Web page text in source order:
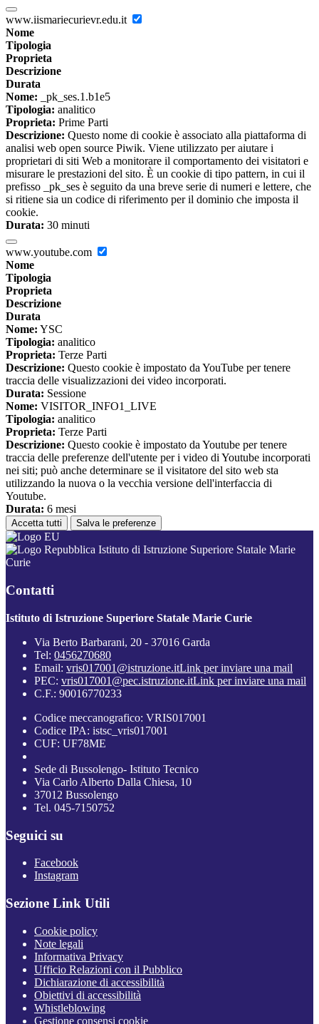
www.iismariecurievr.edu.it
Nome
Tipologia
Proprieta
Descrizione
Durata
Nome: _pk_ses.1.b1e5
Tipologia: analitico
Proprieta: Prime Parti
Descrizione: Questo nome di cookie è associato alla piattaforma di
analisi web open source Piwik. Viene utilizzato per aiutare i
proprietari di siti Web a monitorare il comportamento dei visitatori e
misurare le prestazioni del sito. È un cookie di tipo pattern, in cui il
prefisso _pk_ses è seguito da una breve serie di numeri e lettere, che
si ritiene sia un codice di riferimento per il dominio che imposta il
cookie.
Durata: 30 minuti
www.youtube.com
Nome
Tipologia
Proprieta
Descrizione
Durata
Nome: YSC
Tipologia: analitico
Proprieta: Terze Parti
Descrizione: Questo cookie è impostato da YouTube per tenere
traccia delle visualizzazioni dei video incorporati.
Durata: Sessione
Nome: VISITOR_INFO1_LIVE
Tipologia: analitico
Proprieta: Terze Parti
Descrizione: Questo cookie è impostato da Youtube per tenere
traccia delle preferenze dell'utente per i video di Youtube incorporati
nei siti; può anche determinare se il visitatore del sito web sta
utilizzando la nuova o la vecchia versione dell'interfaccia di
Youtube.
Durata: 6 mesi
Accetta tutti Salva le preferenze
Istituto di Istruzione Superiore Statale Marie
Curie
Contatti
Istituto di Istruzione Superiore Statale Marie Curie
Via Berto Barbarani, 20 - 37016 Garda
Tel: 0456270680
Email: vris017001@istruzione.itLink per inviare una mail
PEC: vris017001@pec.istruzione.itLink per inviare una mail
C.F.: 90016770233
Codice meccanografico: VRIS017001
Codice IPA: istsc_vris017001
CUF: UF78ME
Sede di Bussolengo- Istituto Tecnico
Via Carlo Alberto Dalla Chiesa, 10
37012 Bussolengo
Tel. 045-7150752
Seguici su
Facebook
Instagram
Sezione Link Utili
Cookie policy
Note legali
Informativa Privacy
Ufficio Relazioni con il Pubblico
Dichiarazione di accessibilità
Obiettivi di accessibilità
Whistleblowing
Gestione consensi cookie